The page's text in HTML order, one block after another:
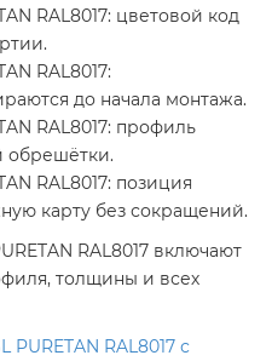
RAL8017: цветовой код
RAL8017:
до начала монтажа.
RAL8017: профиль
обрешётки.
RAL8017: позиция
карту без сокращений.
RAL8017 включают
толщины и всех
PURETAN RAL8017 с